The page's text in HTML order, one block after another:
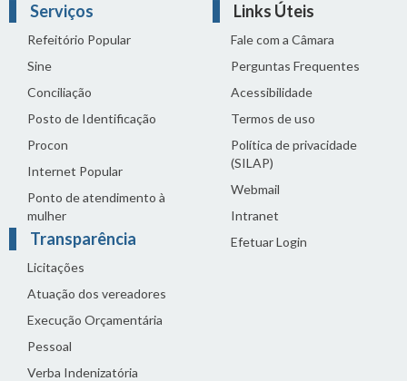
Serviços
Refeitório Popular
Sine
Conciliação
Posto de Identificação
Procon
Internet Popular
Ponto de atendimento à
mulher
Transparência
Licitações
Atuação dos vereadores
Execução Orçamentária
Pessoal
Verba Indenizatória
Links Úteis
Fale com a Câmara
Perguntas Frequentes
Acessibilidade
Termos de uso
Política de privacidade
(SILAP)
Webmail
Intranet
Efetuar Login